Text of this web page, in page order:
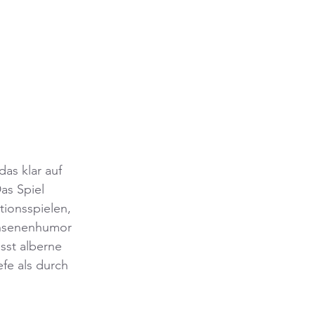
klar auf
Spiel
alberne
als durch